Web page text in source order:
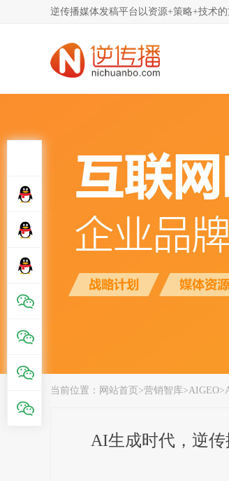
逆传播媒体发稿平台以资源+策略+技术
当前位置： 网站首页 >营销智库>AIGEO>
AI生成时代，逆